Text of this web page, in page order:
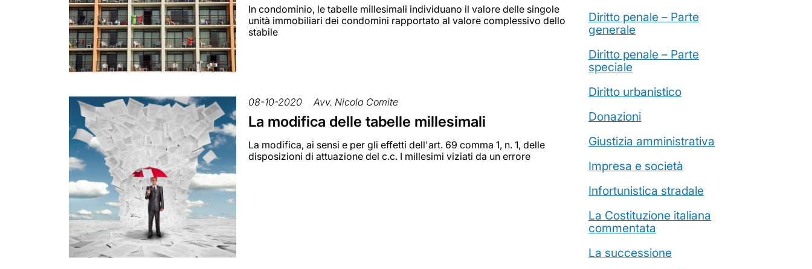
In condominio, le tabelle millesimali individuano il valore delle singole
unità immobiliari dei condomini rapportato al valore complessivo dello
stabile
08-10-2020 Avv. Nicola Comite
La modifica delle tabelle millesimali
La modifica, ai sensi e per gli effetti dell'art. 69 comma 1, n. 1, delle
disposizioni di attuazione del c.c. I millesimi viziati da un errore
Diritto penale – Parte
generale
Diritto penale – Parte
speciale
Diritto urbanistico
Donazioni
Giustizia amministrativa
Impresa e società
Infortunistica stradale
La Costituzione italiana
commentata
La successione